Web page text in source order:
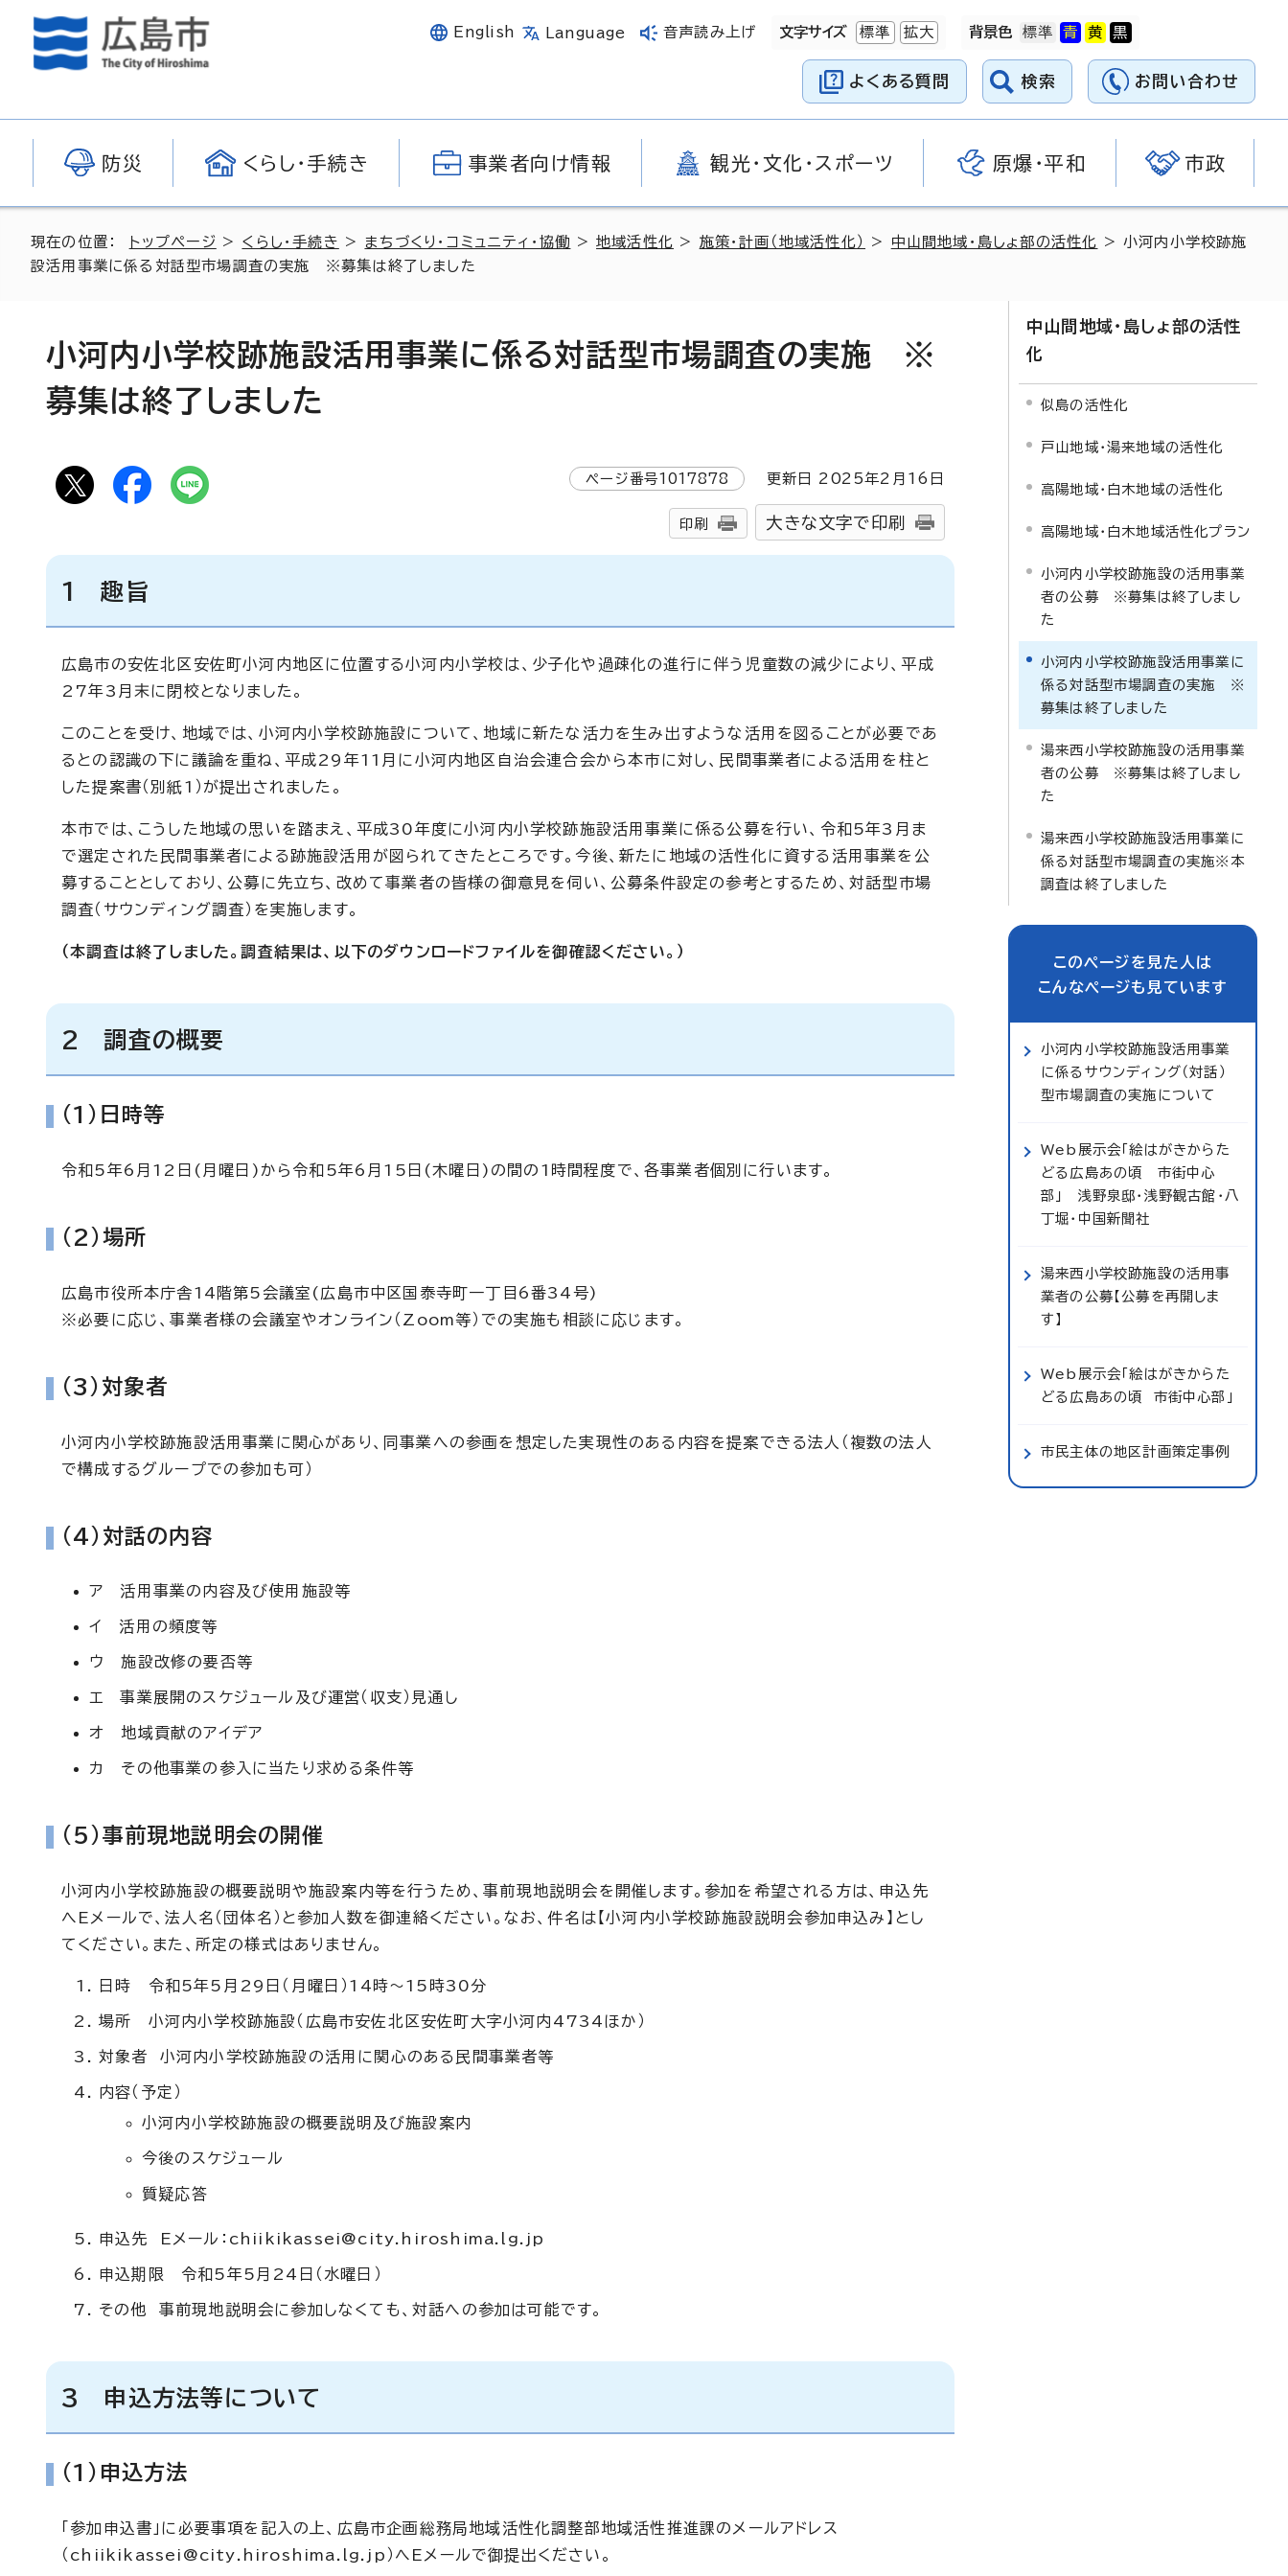
English Language 音声読み上げ 文字サイズ 標準 拡大 背景色
よくある質問 検索 お問い合わせ
防災 くらし・手続き 事業者向け情報 観光・文化・スポーツ 原爆・平和 市政
現在の位置： トップページ > くらし・手続き > まちづくり・コミュニティ・協働 >地域活性化 > 施策・計画（地域活性化） > 中山間地域・島しょ部の活性化 > 小河内小学校跡施
設活用事業に係る対話型市場調査の実施 ※募集は終了しました
小河内小学校跡施設活用事業に係る対話型市場調査の実施 ※
募集は終了しました
ページ番号1017878 更新日 2025年2月 16 日
印刷 大きな文字で印刷
1 趣旨
広島市の安佐北区安佐町小河内地区に位置する小河内小学校は、少子化や過疎化の進行に伴う児童数の減少により、平成
27年3月末に閉校となりました。
このことを受け、地域では、小河内小学校跡施設について、地域に新たな活力を生み出すような活用を図ることが必要であ
るとの認識の下に議論を重ね、平成29年11月に小河内地区自治会連合会から本市に対し、民間事業者による活用を柱と
した提案書（別紙1）が提出されました。
本市では、こうした地域の思いを踏まえ、平成30年度に小河内小学校跡施設活用事業に係る公募を行い、令和5年3月ま
で選定された民間事業者による跡施設活用が図られてきたところです。今後、新たに地域の活性化に資する活用事業を公
募することとしており、公募に先立ち、改めて事業者の皆様の御意見を伺い、公募条件設定の参考とするため、対話型市場
調査（サウンディング調査）を実施します。
（本調査は終了しました。調査結果は、以下のダウンロードファイルを御確認ください。）
2 調査の概要
(1)日時等
令和5年6月12日(月曜日)から令和5年6月15日(木曜日)の間の1時間程度で、各事業者個別に行います。
(2)場所
広島市役所本庁舎14階第5会議室(広島市中区国泰寺町一丁目6番34号)
※必要に応じ、事業者様の会議室やオンライン（Zoom等）での実施も相談に応じます。
(3)対象者
小河内小学校跡施設活用事業に関心があり、同事業への参画を想定した実現性のある内容を提案できる法人（複数の法人
で構成するグループでの参加も可）
(4)対話の内容
ア 活用事業の内容及び使用施設等
イ 活用の頻度等
ウ 施設改修の要否等
エ 事業展開のスケジュール及び運営（収支）見通し
オ 地域貢献のアイデア
カ その他事業の参入に当たり求める条件等
(5)事前現地説明会の開催
小河内小学校跡施設の概要説明や施設案内等を行うため、事前現地説明会を開催します。参加を希望される方は、申込先
へEメールで、法人名（団体名）と参加人数を御連絡ください。なお、件名は【小河内小学校跡施設説明会参加申込み】とし
てください。また、所定の様式はありません。
日時 令和5年5月29日（月曜日）14時～15時30分
場所 小河内小学校跡施設（広島市安佐北区安佐町大字小河内4734ほか）
対象者 小河内小学校跡施設の活用に関心のある民間事業者等
内容（予定）
小河内小学校跡施設の概要説明及び施設案内
今後のスケジュール
質疑応答
申込先 Eメール： chiikikassei@city.hiroshima.lg.jp
申込期限 令和5年5月24日（水曜日）
その他 事前現地説明会に参加しなくても、対話への参加は可能です。
3 申込方法等について
(1)申込方法
「参加申込書」に必要事項を記入の上、広島市企画総務局地域活性化調整部地域活性推進課のメールアドレス
（ chiikikassei@city.hiroshima.lg.jp ）へEメールで御提出ください。
中山間地域・島しょ部の活性
化
似島の活性化
戸山地域・湯来地域の活性化
高陽地域・白木地域の活性化
高陽地域・白木地域活性化プラン
小河内小学校跡施設の活用事業
者の公募 ※募集は終了しまし
た
小河内小学校跡施設活用事業に
係る対話型市場調査の実施 ※
募集は終了しました
湯来西小学校跡施設の活用事業
者の公募 ※募集は終了しまし
た
湯来西小学校跡施設活用事業に
係る対話型市場調査の実施※本
調査は終了しました
このページを見た人は
こんなページも見ています
小河内小学校跡施設活用事業
に係るサウンディング（対話）
型市場調査の実施について
Web展示会「絵はがきからた
どる広島あの頃 市街中心
部」 浅野泉邸・浅野観古館・八
丁堀・中国新聞社
湯来西小学校跡施設の活用事
業者の公募【公募を再開しま
す】
Web展示会「絵はがきからた
どる広島あの頃 市街中心部」
市民主体の地区計画策定事例